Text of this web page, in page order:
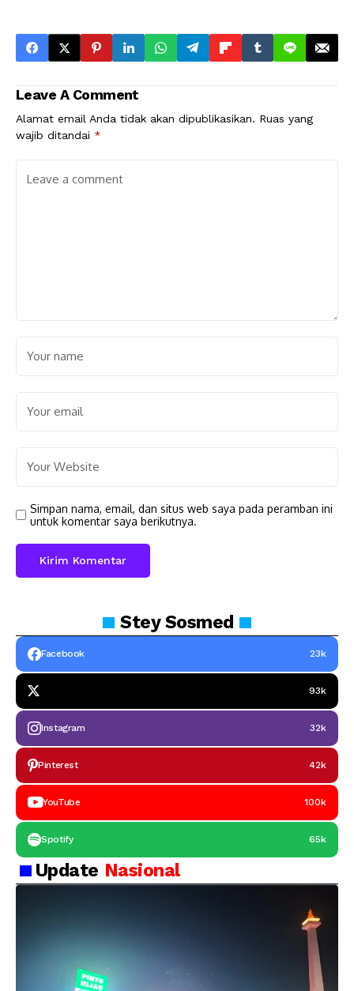
Leave A Comment
Alamat email Anda tidak akan dipublikasikan. Ruas yang
wajib ditandai *
Simpan nama, email, dan situs web saya pada peramban ini
untuk komentar saya berikutnya.
SteySosmed
Facebook 23k
93k
Instagram 32k
Pinterest 42k
YouTube 100k
Spotify 65k
Update Nasional